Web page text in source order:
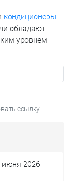
июня 2026
кондиционеры
обладают
уровнем
ссылку